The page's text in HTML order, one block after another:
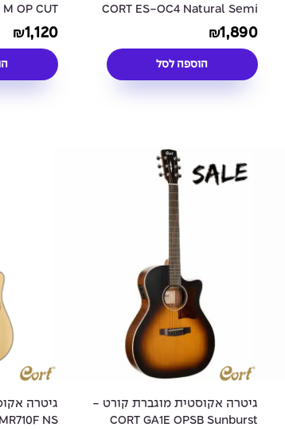
CORT ES-OC4 Natural Semi
Gloss
₪1,890
הוספה לסל
OP CUT
AWAY
₪1,120
גיטרה אקוסטית מוגברת קורט -
CORT GA1E OPSB Sunburst
גיטרה
NS